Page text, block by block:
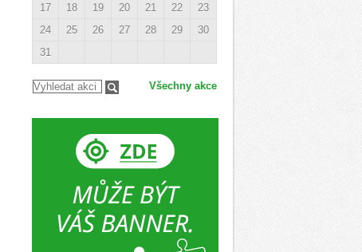
17
18 19 20 21 22
23
24
25 26 27 28 29
30
31
Všechny akce